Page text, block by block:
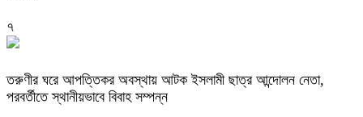
৭
তরুণীর ঘরে আপত্তিকর অবস্থায় আটক ইসলামী ছাত্র আন্দোলন নেতা,
পরবর্তীতে স্থানীয়ভাবে বিবাহ সম্পন্ন